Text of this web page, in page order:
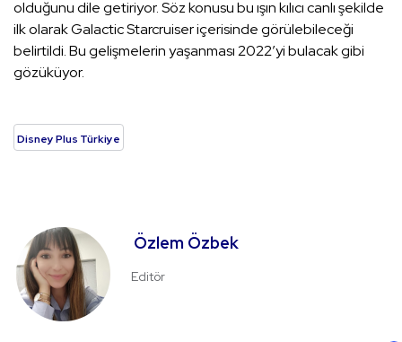
olduğunu dile getiriyor. Söz konusu bu ışın kılıcı canlı şekilde
ilk olarak Galactic Starcruiser içerisinde görülebileceği
belirtildi. Bu gelişmelerin yaşanması 2022’yi bulacak gibi
gözüküyor.
Disney Plus Türkiye
Özlem Özbek
Editör